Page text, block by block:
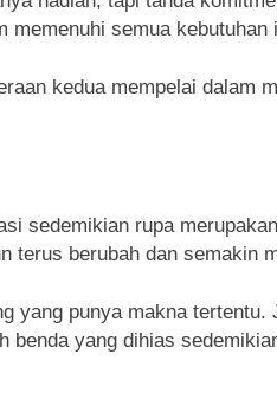
memenuhi semua kebutuhan
kedua mempelai dalam
sedemikian rupa
terus berubah dan semakin
yang punya makna tertentu.
benda yang dihias